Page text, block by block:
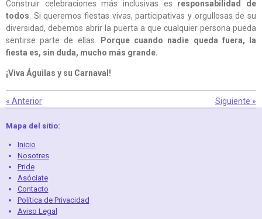
Construir celebraciones más inclusivas es responsabilidad de
todos . Si queremos fiestas vivas, participativas y orgullosas de su
diversidad, debemos abrir la puerta a que cualquier persona pueda
sentirse parte de ellas.
Porque cuando nadie queda fuera, la
fiesta es, sin duda, mucho más grande.
¡Viva Águilas y su Carnaval!
« Anterior Siguiente »
Mapa del sitio:
Inicio
Nosotres
Pride
Asóciate
Contacto
Política de Privacidad
Aviso Legal